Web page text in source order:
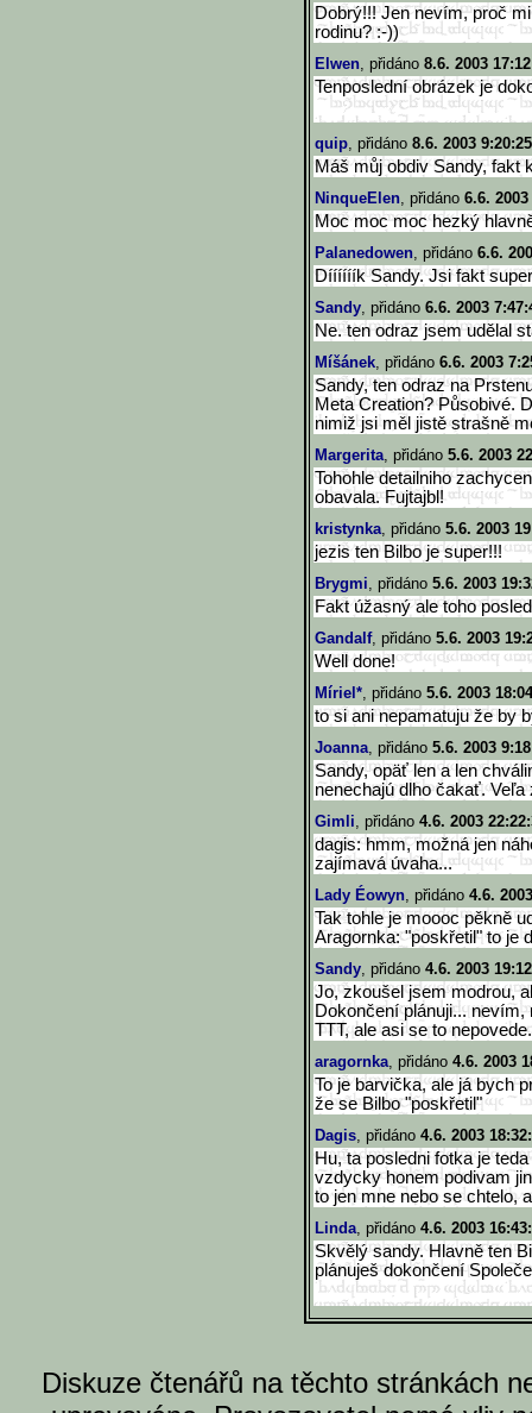
Dobrý!!! Jen nevím, proč
rodinu? :-))
Elwen, přidáno 8.6. 2003
Tenposlední obrázek je
quip, přidáno 8.6. 2003 9:20:25
Máš můj obdiv Sandy, fakt
NinqueElen, přidáno 6.6.
Moc moc moc hezký
Palanedowen, přidáno 6.6.
Díííííík Sandy. Jsi fakt
Sandy, přidáno 6.6. 2003
Ne. ten odraz jsem udělal
Míšánek, přidáno 6.6. 2003
Sandy, ten odraz na
Meta Creation? Působivé.
nimiž jsi měl jistě strašně
Margerita, přidáno 5.6. 2003
Tohohle detailniho
obavala. Fujtajbl!
kristynka, přidáno 5.6. 2003
jezis ten Bilbo je super!!!
Brygmi, přidáno 5.6. 2003
Fakt úžasný ale toho
Gandalf, přidáno 5.6. 2003
Well done!
Míriel*, přidáno 5.6. 2003
to si ani nepamatuju že by
Joanna, přidáno 5.6. 2003
Sandy, opäť len a len
nenechajú dlho čakať. Veľa
Gimli, přidáno 4.6. 2003
dagis: hmm, možná jen
zajímavá úvaha...
Lady Éowyn, přidáno 4.6.
Tak tohle je moooc pěkně
Aragornka: "poskřetil" to je
Sandy, přidáno 4.6. 2003
Jo, zkoušel jsem modrou,
Dokončení plánuji...
TTT, ale asi se to
aragornka, přidáno 4.6. 2003
To je barvička, ale já bych
že se Bilbo "poskřetil"
Dagis, přidáno 4.6. 2003
Hu, ta posledni fotka je
vzdycky honem podivam
to jen mne nebo se chtelo,
Linda, přidáno 4.6. 2003
Skvělý sandy. Hlavně ten
plánuješ dokončení
Diskuze čtenářů na těchto stránkách